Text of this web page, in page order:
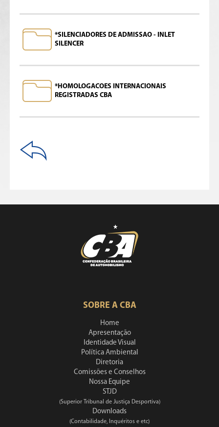
*SILENCIADORES DE ADMISSAO - INLET
SILENCER
*HOMOLOGACOES INTERNACIONAIS
REGISTRADAS CBA
SOBRE A CBA
Home
Apresentação
Identidade Visual
Política Ambiental
Diretoria
Comissões e Conselhos
Nossa Equipe
STJD
(Superior Tribunal de Justiça Desportiva)
Downloads
(Contabilidade, Inquéritos e etc)